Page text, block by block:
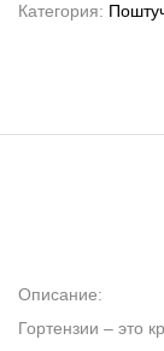
Категория:
Описание:
Гортензии – это